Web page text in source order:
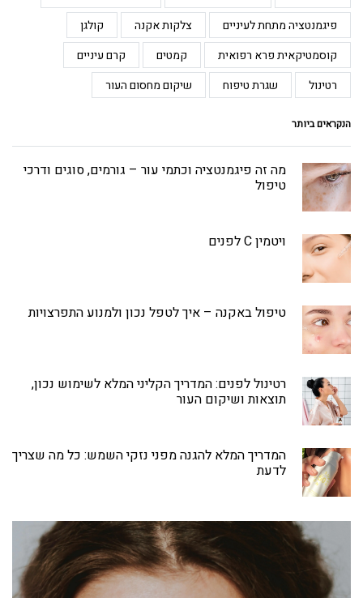
פיגמנטציה מתחת לעיניים
צלקות אקנה
קולגן
קוסמטיקאית פרא רפואית
קמטים
קרם עיניים
רטינול
שגרת טיפוח שיקום מחסום העור
הנקראים ביותר
מה זה פיגמנטציה וכתמי עור – גורמים, סוגים ודרכי
טיפול
ויטמין C לפנים
טיפול באקנה – איך לטפל נכון ולמנוע התפרצויות
רטינול לפנים: המדריך הקליני המלא לשימוש נכון,
תוצאות ושיקום העור
המדריך המלא להגנה מפני נזקי השמש: כל מה שצריך
לדעת